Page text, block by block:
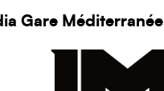
Gare Méditerranée